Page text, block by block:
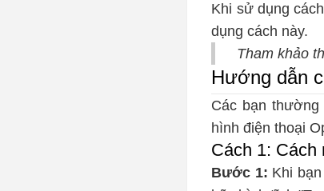
Khi sử dụng
dụng cách này.
Tham khảo
Hướng dẫn
Các bạn
hình điện thoại
Cách 1: Cách
Bước 1: Khi